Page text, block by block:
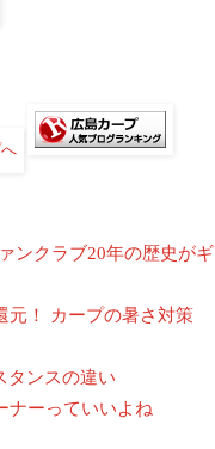
ンクラブ20年の歴史がギ
元！ カープの暑さ対策
タンスの違い
ナーっていいよね